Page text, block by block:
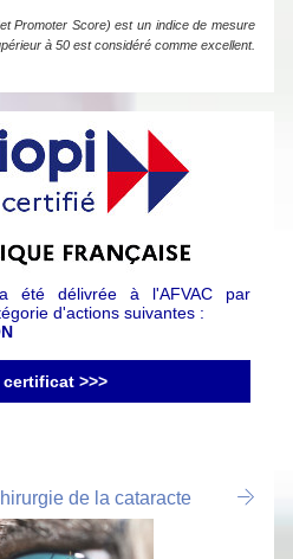
Promoter Score) est un indice de mesure
à 50 est considéré comme excellent.
été délivrée à l'AFVAC par
d'actions suivantes :
certificat >>>
de la cataracte